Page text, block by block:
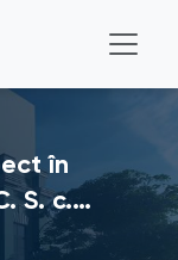
în
S. c.…